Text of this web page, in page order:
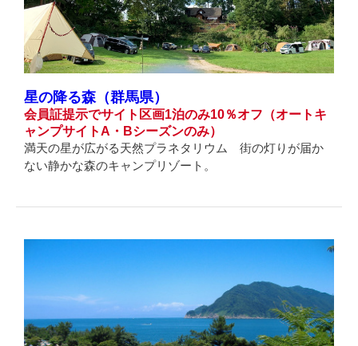
星の降る森（群馬県）
会員証提示でサイト区画1泊のみ10％オフ（オートキ
ャンプサイトA・Bシーズンのみ）
満天の星が広がる天然プラネタリウム 街の灯りが届か
ない静かな森のキャンプリゾート。